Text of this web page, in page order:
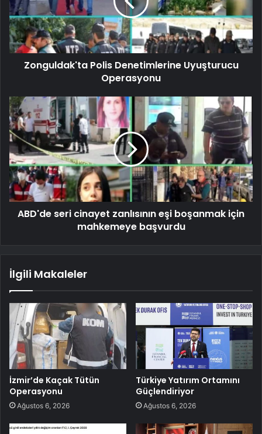
Zonguldak'ta Polis Denetimlerine Uyuşturucu
Operasyonu
ABD'de seri cinayet zanlısının eşi boşanmak için
mahkemeye başvurdu
İlgili Makaleler
İzmir’de Kaçak Tütün
Operasyonu
Ağustos 6, 2026
Türkiye Yatırım Ortamını
Güçlendiriyor
Ağustos 6, 2026